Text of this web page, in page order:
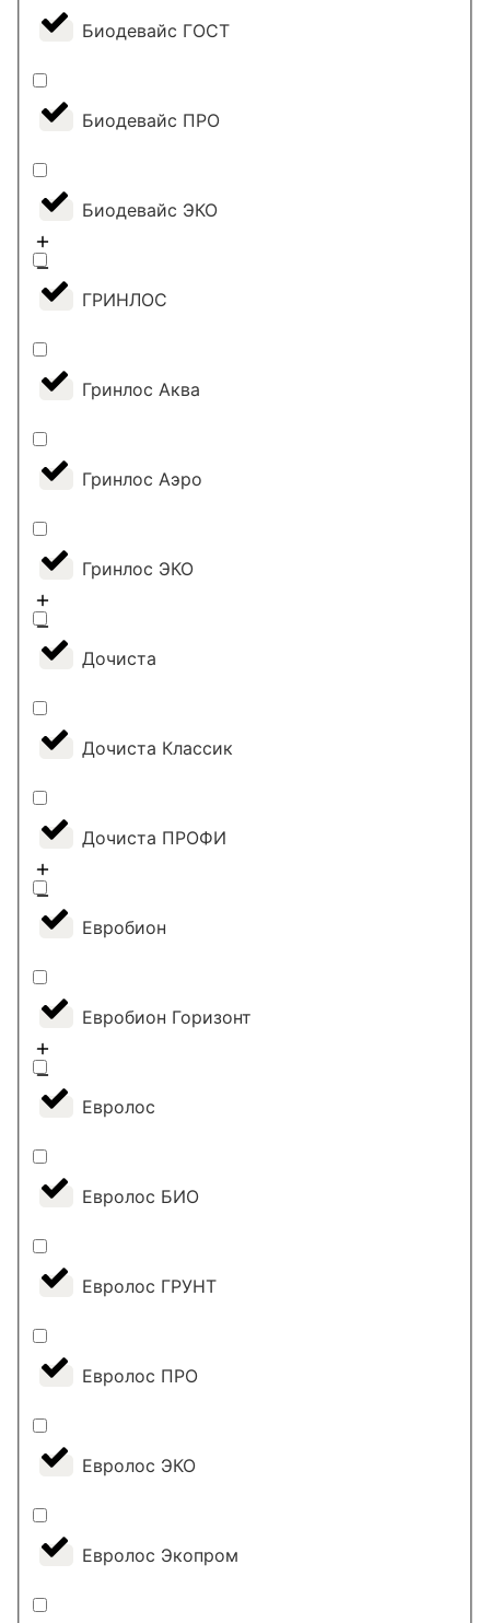
Биодевайс ГОСТ
Биодевайс ПРО
Биодевайс ЭКО
ГРИНЛОС
Гринлос Аква
Гринлос Аэро
Гринлос ЭКО
Дочиста
Дочиста Классик
Дочиста ПРОФИ
Евробион
Евробион Горизонт
Евролос
Евролос БИО
Евролос ГРУНТ
Евролос ПРО
Евролос ЭКО
Евролос Экопром